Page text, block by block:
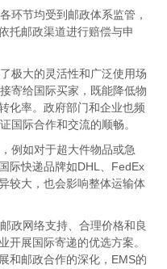
环节均受到邮政体系监管，
托邮政渠道进行赔偿与申
极大的灵活性和广泛使用场
寄给国际买家，既能降低物
化率。政府部门和企业也频
国际合作和交流的顺畅。
例如对于超大件物品或急
际快递品牌如DHL、FedEx
较大，也会影响整体运输体
政网络支持、合理价格和良
开展国际寄递的优选方案。
和邮政合作的深化，EMS的